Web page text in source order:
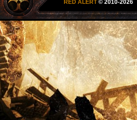
RED ALERT © 2010-2026